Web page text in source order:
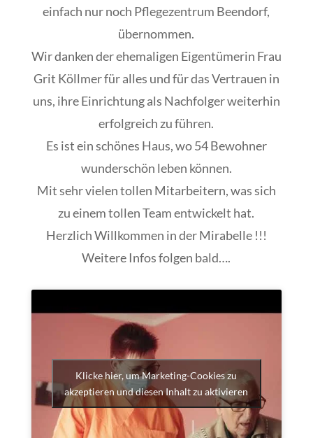
einfach nur noch Pflegezentrum Beendorf,
übernommen.
Wir danken der ehemaligen Eigentümerin Frau
Grit Köllmer für alles und für das Vertrauen in
uns, ihre Einrichtung als Nachfolger weiterhin
erfolgreich zu führen.
Es ist ein schönes Haus, wo 54 Bewohner
wunderschön leben können.
Mit sehr vielen tollen Mitarbeitern, was sich
zu einem tollen Team entwickelt hat.
Herzlich Willkommen in der Mirabelle !!!
Weitere Infos folgen bald….
Klicke hier, um Marketing-Cookies zu
akzeptieren und diesen Inhalt zu aktivieren